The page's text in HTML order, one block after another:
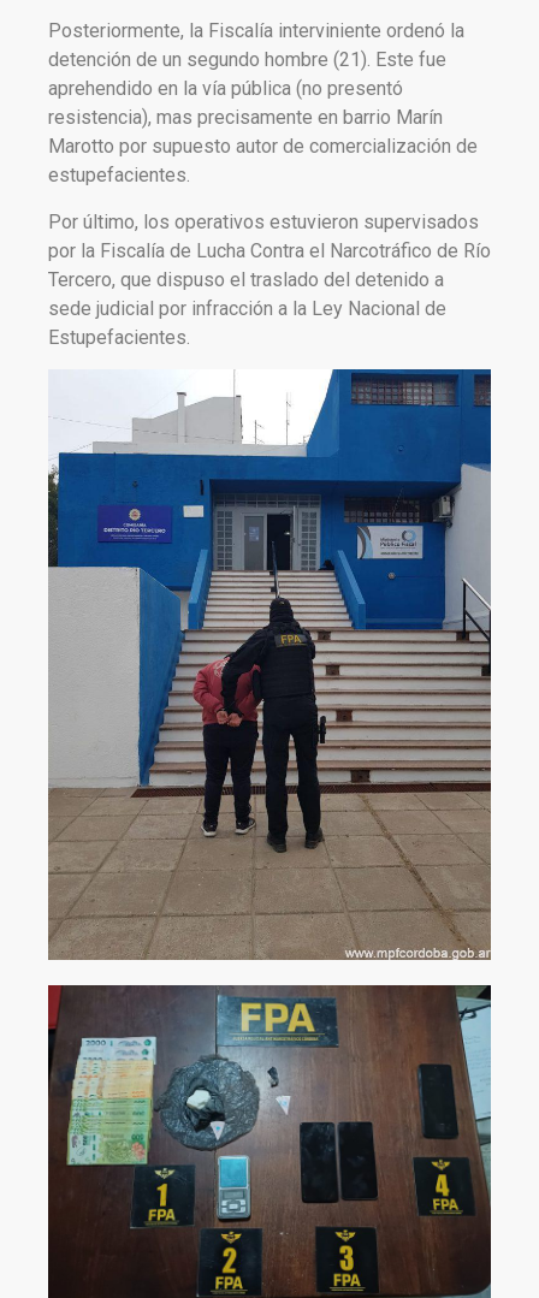
Posteriormente, la Fiscalía interviniente ordenó la
detención de un segundo hombre (21). Este fue
aprehendido en la vía pública (no presentó
resistencia), mas precisamente en barrio Marín
Marotto por supuesto autor de comercialización de
estupefacientes.
Por último, los operativos estuvieron supervisados
por la Fiscalía de Lucha Contra el Narcotráfico de Río
Tercero, que dispuso el traslado del detenido a
sede judicial por infracción a la Ley Nacional de
Estupefacientes.